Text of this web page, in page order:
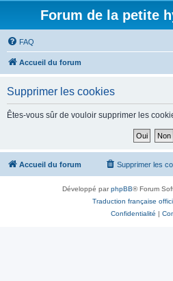
Forum de la petite
FAQ
Accueil du forum
Supprimer les cookies
Êtes-vous sûr de vouloir supprimer les
Accueil du forum Supprimer les
Développé parphpBB® Forum
Traduction française
Confidentialité |